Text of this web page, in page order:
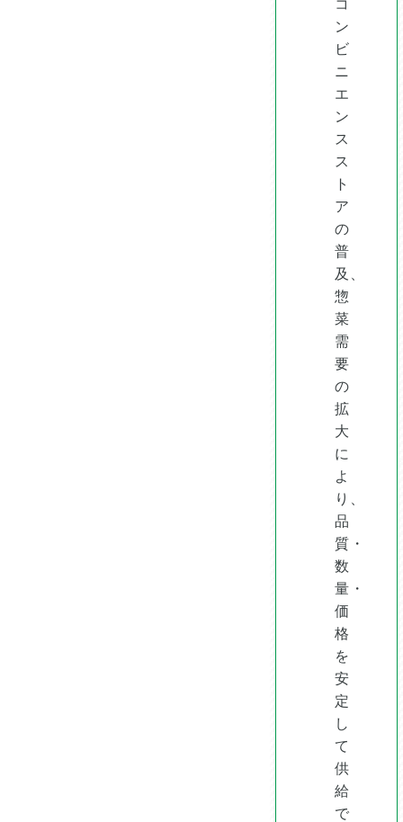
コ
ン
ビ
ニ
エ
ン
ス
ス
ト
ア
の
普
及、
惣
菜
需
要
の
拡
大
に
よ
り、
品
質・
数
量・
価
格
を
安
定
し
て
供
給
で